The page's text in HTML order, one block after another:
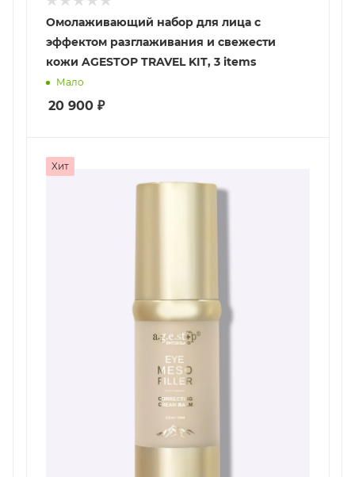
Омолаживающий набор для лица с
эффектом разглаживания и свежести
кожи AGESTOP TRAVEL KIT, 3 items
Мало
20 900 ₽
Хит